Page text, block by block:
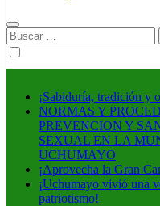
Buscar:
¡Sabiduría, tradición y
NORMAS Y
PREVENCION Y
SEXUAL EN LA
UCHUMAYO
¡Aprovecha la Gran
¡Uchumayo vivió una
patriotismo!